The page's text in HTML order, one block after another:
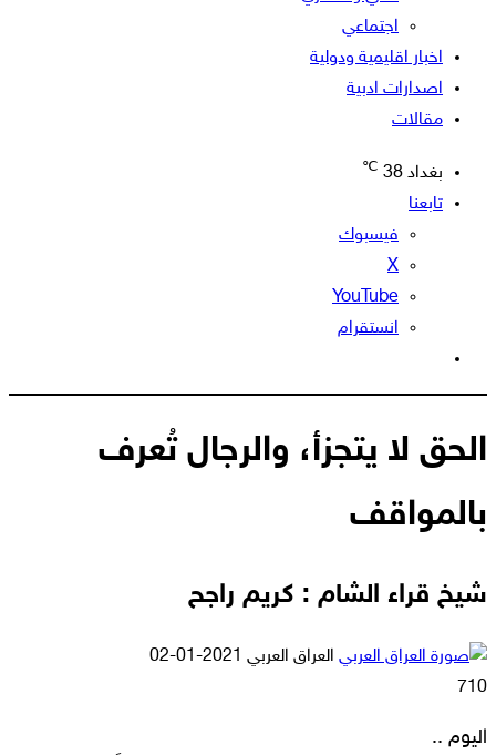
اجتماعي
اخبار اقليمية ودولية
اصدارات ادبية
مقالات
بغداد 38
℃
تابعنا
فيسبوك
‫X
‫YouTube
انستقرام
المظلم
الحق لا يتجزأ، والرجال تُعرف
بالمواقف
شيخ قراء الشام : كريم راجح
العراق العربي أرسل
2021-01-02
710
اليوم ..